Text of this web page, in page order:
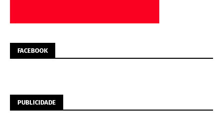
FACEBOOK
PUBLICIDADE